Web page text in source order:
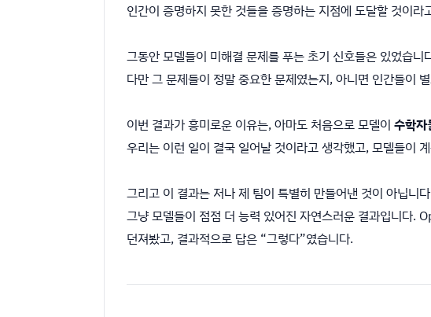
인간이 증명하지 못한 것들을 증명하는 지점에 도달할 것이라
그동안 모델들이 미해결 문제를 푸는 초기 신호들은 있었습니
다만 그 문제들이 정말 중요한 문제였는지, 아니면 인간들이
이번 결과가 흥미로운 이유는, 아마도 처음으로 모델이 수학자
우리는 이런 일이 결국 일어날 것이라고 생각했고, 모델들이
그리고 이 결과는 저나 제 팀이 특별히 만들어낸 것이 아닙니
그냥 모델들이 점점 더 능력 있어진 자연스러운 결과입니다.
던져봤고, 결과적으로 답은 “그렇다”였습니다.